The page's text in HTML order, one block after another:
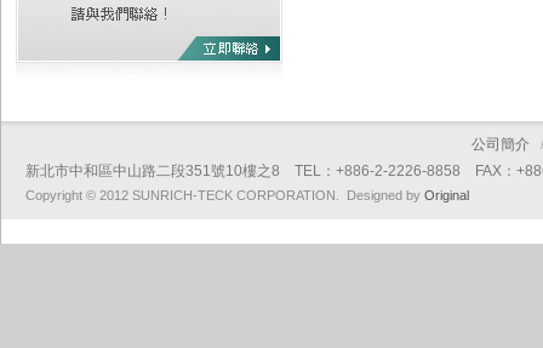
公司簡介 /
新北市中和區中山路二段351號10樓之8 TEL：+886-2-2226-8858 FAX：
Copyright © 2012 SUNRICH-TECK CORPORATION. Designed by Original